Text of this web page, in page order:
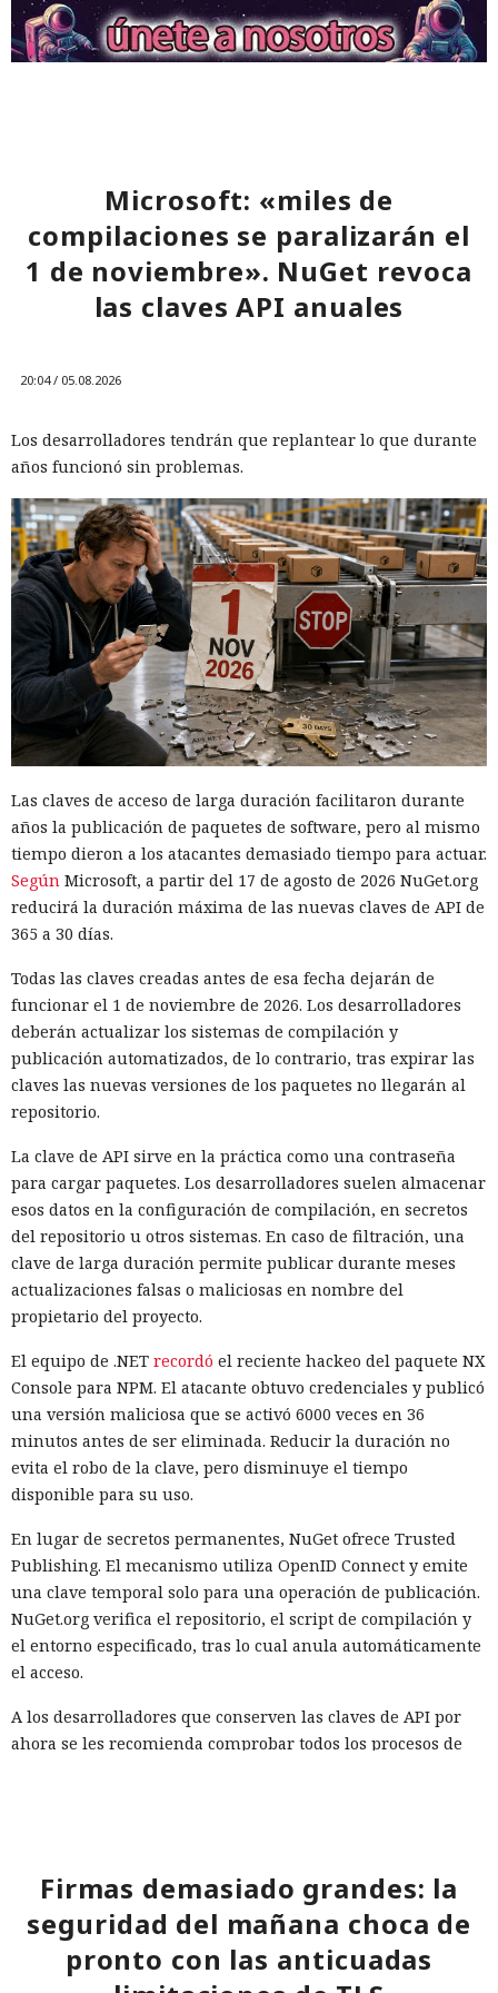
Microsoft: «miles de
compilaciones se paralizarán el
1 de noviembre». NuGet revoca
las claves API anuales
20:04 / 05.08.2026
Los desarrolladores tendrán que replantear lo que durante
años funcionó sin problemas.
Las claves de acceso de larga duración facilitaron durante
años la publicación de paquetes de software, pero al mismo
tiempo dieron a los atacantes demasiado tiempo para actuar.
Según Microsoft, a partir del 17 de agosto de 2026 NuGet.org
reducirá la duración máxima de las nuevas claves de API de
365 a 30 días.
Todas las claves creadas antes de esa fecha dejarán de
funcionar el 1 de noviembre de 2026. Los desarrolladores
deberán actualizar los sistemas de compilación y
publicación automatizados, de lo contrario, tras expirar las
claves las nuevas versiones de los paquetes no llegarán al
repositorio.
La clave de API sirve en la práctica como una contraseña
para cargar paquetes. Los desarrolladores suelen almacenar
esos datos en la configuración de compilación, en secretos
del repositorio u otros sistemas. En caso de filtración, una
clave de larga duración permite publicar durante meses
actualizaciones falsas o maliciosas en nombre del
propietario del proyecto.
El equipo de .NET recordó el reciente hackeo del paquete NX
Console para NPM. El atacante obtuvo credenciales y publicó
una versión maliciosa que se activó 6000 veces en 36
minutos antes de ser eliminada. Reducir la duración no
evita el robo de la clave, pero disminuye el tiempo
disponible para su uso.
En lugar de secretos permanentes, NuGet ofrece Trusted
Publishing. El mecanismo utiliza OpenID Connect y emite
una clave temporal solo para una operación de publicación.
NuGet.org verifica el repositorio, el script de compilación y
el entorno especificado, tras lo cual anula automáticamente
el acceso.
A los desarrolladores que conserven las claves de API por
ahora se les recomienda comprobar todos los procesos de
eliminarse de inmediato.
Firmas demasiado grandes: la
seguridad del mañana choca de
pronto con las anticuadas
Mientras veías una película, tu
estado canalizando durante
doméstica.
17:36 / 05.08.2026
Ahora la empresa ha decidido ponerle fin.
Algunas aplicaciones para televisores Samsung pueden
propietario para retransmitir el tráfico de terceros. El código
se encontró en varias aplicaciones de la tienda oficial,
incluida la sencilla versión de Pac-Man, que la propia
Samsung promocionó en la sección «Selección del editor».
Los desarrolladores de algunas aplicaciones afirman tener
cientos de millones de instalaciones.
En el interior de los programas funcionaban componentes
de redes proxy residenciales. Ese tipo de servicios
encaminan el tráfico de internet de clientes a través de
conexiones domésticas y de oficina ordinarias. En ese
esquema, el televisor se convierte en un nodo de salida: un
usuario externo envía solicitudes a través de una dirección
IP ajena, y los sitios web ven no el origen real de la
El componente proxy puede seguir funcionando en segundo
plano incluso después de cerrar la aplicación. El televisor
permanece conectado a internet casi de forma continua, por
lo que el tráfico ajeno puede pasar por él durante horas. El
propietario no necesariamente nota la actividad adicional,
revelan su contenido con medios habituales.
El problema fue detectado por especialistas de la empresa
noruega Mnemonic. La investigación mostró que la tienda
de Samsung permite publicar aplicaciones primitivas que
consisten en unas pocas líneas de código y cargan el
solo ven una pequeña envoltura, pero no siempre analizan
todo lo que el servidor enviará al televisor tras el
servidor puede reemplazar el juego, el módulo publicitario
o el componente de red sin publicar una nueva versión en
la tienda. Por eso, el código que pasó la moderación puede
diferir notablemente del programa que realmente se
ejecuta en el televisor del usuario.